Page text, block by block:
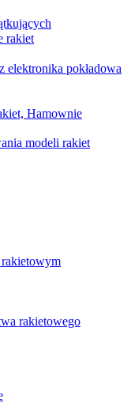
rakiet
pokładowa
Hamownie
modeli rakiet
rakietowego